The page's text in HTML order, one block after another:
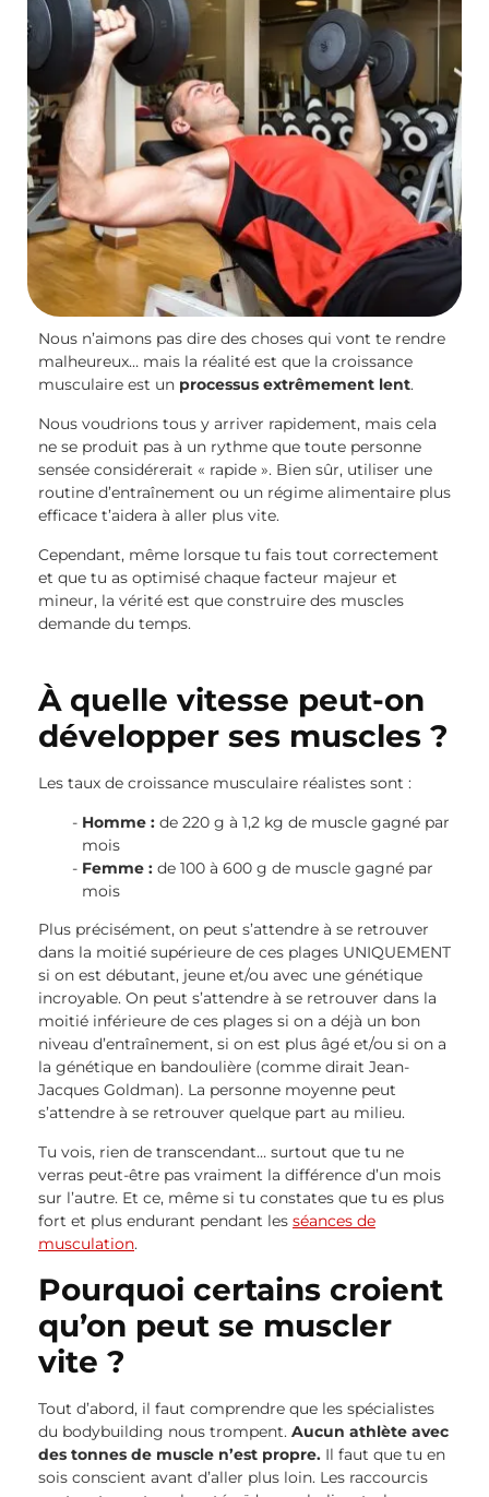
Nous n’aimons pas dire des choses qui vont te rendre
malheureux… mais la réalité est que la croissance
musculaire est un processus extrêmement lent.
Nous voudrions tous y arriver rapidement, mais cela
ne se produit pas à un rythme que toute personne
sensée considérerait « rapide ». Bien sûr, utiliser une
routine d’entraînement ou un régime alimentaire plus
efficace t’aidera à aller plus vite.
Cependant, même lorsque tu fais tout correctement
et que tu as optimisé chaque facteur majeur et
mineur, la vérité est que construire des muscles
demande du temps.
À quelle vitesse peut-on
développer ses muscles ?
Les taux de croissance musculaire réalistes sont :
Homme : de 220 g à 1,2 kg de muscle gagné par
mois
Femme : de 100 à 600 g de muscle gagné par
mois
Plus précisément, on peut s’attendre à se retrouver
dans la moitié supérieure de ces plages UNIQUEMENT
si on est débutant, jeune et/ou avec une génétique
incroyable. On peut s’attendre à se retrouver dans la
moitié inférieure de ces plages si on a déjà un bon
niveau d’entraînement, si on est plus âgé et/ou si on a
la génétique en bandoulière (comme dirait Jean-
Jacques Goldman). La personne moyenne peut
s’attendre à se retrouver quelque part au milieu.
Tu vois, rien de transcendant… surtout que tu ne
verras peut-être pas vraiment la différence d’un mois
sur l’autre. Et ce, même si tu constates que tu es plus
fort et plus endurant pendant les séances de
musculation.
Pourquoi certains croient
qu’on peut se muscler
vite ?
Tout d’abord, il faut comprendre que les spécialistes
du bodybuilding nous trompent. Aucun athlète avec
des tonnes de muscle n’est propre. Il faut que tu en
sois conscient avant d’aller plus loin. Les raccourcis